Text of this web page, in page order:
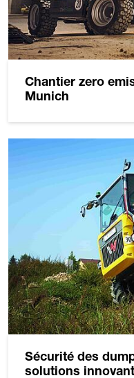
Chantier zero
Munich
Sécurité des
solutions